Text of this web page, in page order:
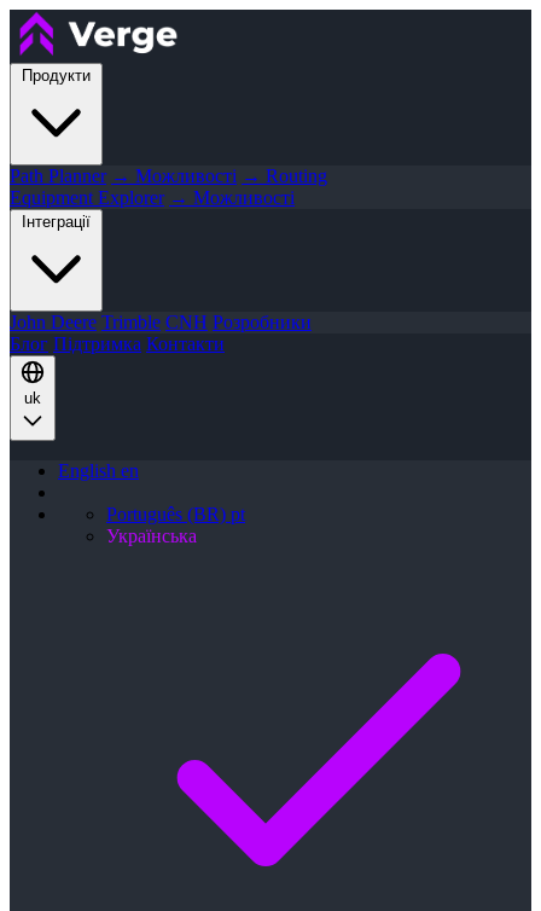
Продукти
Path Planner → Можливості → Routing
Equipment Explorer → Можливості
Інтеграції
John Deere Trimble CNH Розробники
Блог Підтримка Контакти
uk
English en
Português (BR) pt
Українська